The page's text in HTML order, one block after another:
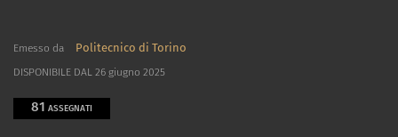
Emesso da Politecnico di Torino
DISPONIBILE DAL 26 giugno 2025
81 ASSEGNATI